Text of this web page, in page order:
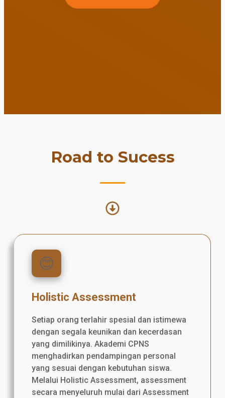
Road to Sucess
😊
Holistic Assessment
Setiap orang terlahir spesial dan istimewa
dengan segala keunikan dan kecerdasan
yang dimilikinya. Akademi CPNS
menghadirkan pendampingan personal
yang sesuai dengan kebutuhan siswa.
Melalui Holistic Assessment, assessment
secara menyeluruh mulai dari Assessment